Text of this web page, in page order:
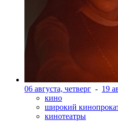
06 августа, четверг - 19
кино
широкий
кинотеатры